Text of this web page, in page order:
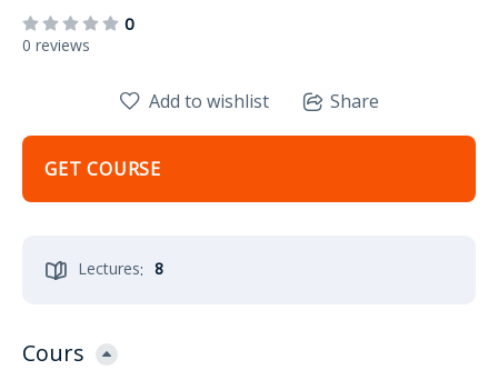
0
0 reviews
Lectures: 8
Add to wishlist Share
GET COURSE
Cours